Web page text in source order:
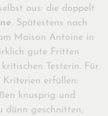
aus: die doppelt
. Spätestens nach
Maison Antoine in
gute Fritten
Testerin. Für
Kriterien erfüllen:
knusprig und
dünn geschnitten,